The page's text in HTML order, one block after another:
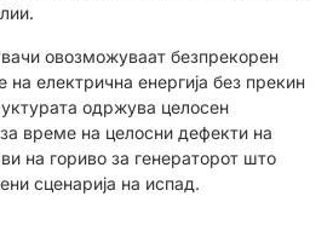
овозможуваат безпрекорен
на електрична енергија без прекин
одржува целосен
време на целосни дефекти на
на гориво за генераторот што
сценарија на испад.